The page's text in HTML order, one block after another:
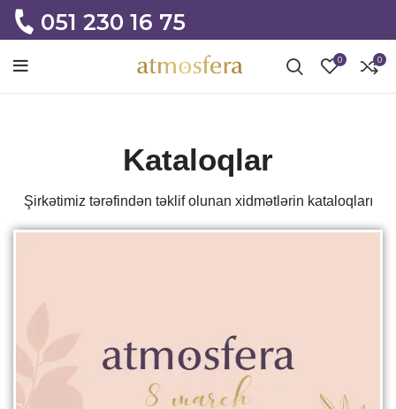
051 230 16 75
0 0
Kataloqlar
Şirkətimiz tərəfindən təklif olunan xidmətlərin kataloqları